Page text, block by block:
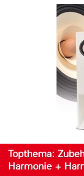
Topthema:
Harmonie +